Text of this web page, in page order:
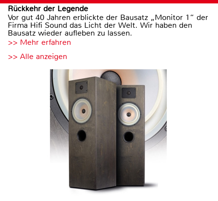
Rückkehr der Legende
Vor gut 40 Jahren erblickte der Bausatz „Monitor 1“ der
Firma Hifi Sound das Licht der Welt. Wir haben den
Bausatz wieder aufleben zu lassen.
>> Mehr erfahren
>> Alle anzeigen